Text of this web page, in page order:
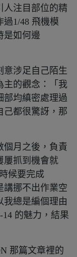
人注目部位的精
1/48 飛機模
是如何邊
意涉足自己陌生
主的觀念：「我
部均縝密處理過
己都很驚訝，那
個月之後，負責
抓到機會就
候要完成
講挪不出作業空
我總是編個理由
的魅力，結果
那篇文章裡的